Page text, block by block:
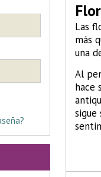
Las
más
una
Al
hace
sigue